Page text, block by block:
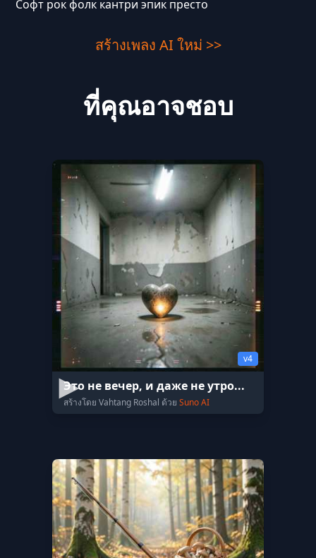
Софт рок фолк кантри эпик престо
สร้างเพลง AI ใหม่ >>
ที่คุณอาจชอบ
v4
Это не вечер, и даже не утро...
สร้างโดย Vahtang Roshal ด้วย Suno AI